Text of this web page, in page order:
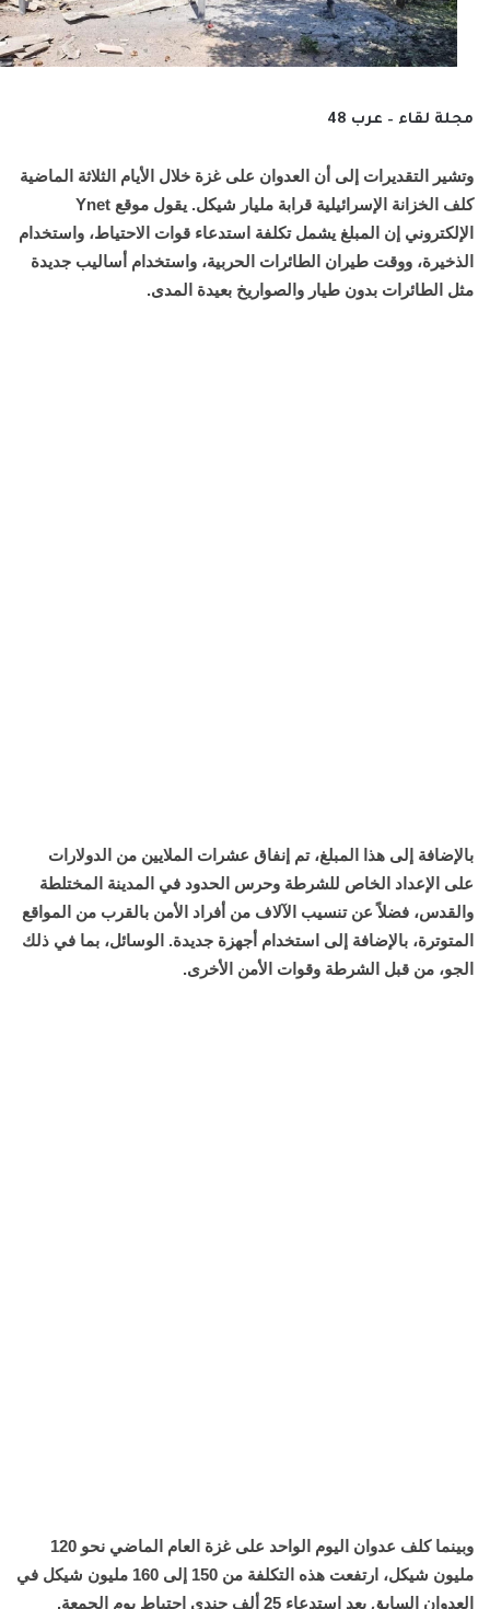
مجلة لقاء – عرب 48
وتشير التقديرات إلى أن العدوان على غزة خلال الأيام الثلاثة الماضية
كلف الخزانة الإسرائيلية قرابة مليار شيكل. يقول موقع Ynet
الإلكتروني إن المبلغ يشمل تكلفة استدعاء قوات الاحتياط، واستخدام
الذخيرة، ووقت طيران الطائرات الحربية، واستخدام أساليب جديدة
مثل الطائرات بدون طيار والصواريخ بعيدة المدى.
بالإضافة إلى هذا المبلغ، تم إنفاق عشرات الملايين من الدولارات
على الإعداد الخاص للشرطة وحرس الحدود في المدينة المختلطة
والقدس، فضلاً عن تنسيب الآلاف من أفراد الأمن بالقرب من المواقع
المتوترة، بالإضافة إلى استخدام أجهزة جديدة. الوسائل، بما في ذلك
الجو، من قبل الشرطة وقوات الأمن الأخرى.
وبينما كلف عدوان اليوم الواحد على غزة العام الماضي نحو 120
مليون شيكل، ارتفعت هذه التكلفة من 150 إلى 160 مليون شيكل في
العدوان السابق بعد استدعاء 25 ألف جندي احتياط يوم الجمعة.